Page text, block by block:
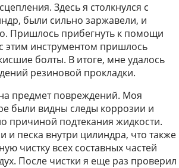
Здесь я столкнулся с
были сильно заржавели, и
Пришлось прибегнуть к помощи
этим инструментом пришлось
болты. В итоге, мне удалось
резиновой прокладки.
предмет повреждений. Моя
были видны следы коррозии и
причиной подтекания жидкости.
и песка внутри цилиндра, что также
чистку всех составных частей
После чистки я еще раз проверил